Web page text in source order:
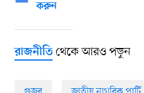
করুন
রাজনীতিথেকে আরও পড়ুন